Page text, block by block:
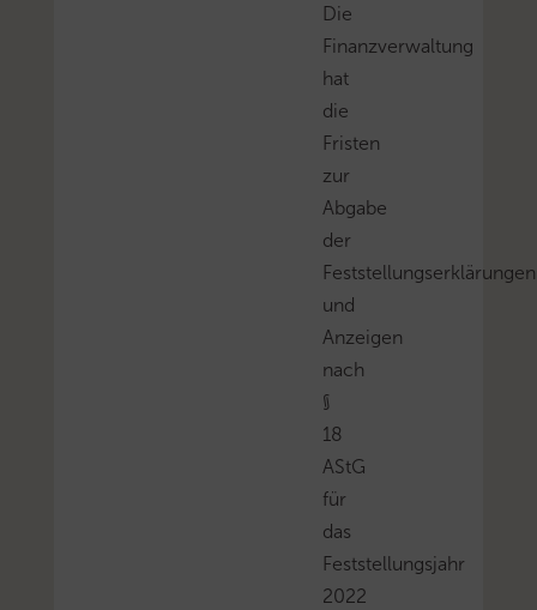
Die
Finanzverwaltung
hat
die
Fristen
zur
Abgabe
der
Feststellungserklärungen
und
Anzeigen
nach
§
18
AStG
für
das
Feststellungsjahr
2022